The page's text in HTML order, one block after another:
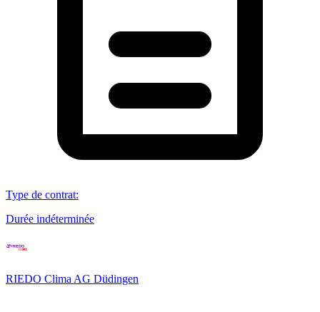
Type de contrat:
Durée indéterminée
RIEDO Clima AG Düdingen